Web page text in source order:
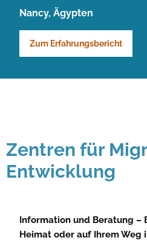
Nancy, Ägypten
Zum Erfahrungsbericht
Zentren für
Entwicklung
Information und Beratung –
Heimat oder auf Ihrem Weg